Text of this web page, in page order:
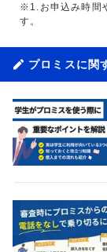
※1.お申込み時間
す。
プロミスに関